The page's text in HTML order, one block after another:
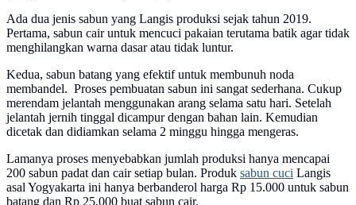
Ada dua jenis sabun yang Langis produksi sejak tahun 2019.
Pertama, sabun cair untuk mencuci pakaian terutama batik agar tidak
menghilangkan warna dasar atau tidak luntur.
Kedua, sabun batang yang efektif untuk membunuh noda
membandel. Proses pembuatan sabun ini sangat sederhana. Cukup
merendam jelantah menggunakan arang selama satu hari. Setelah
jelantah jernih tinggal dicampur dengan bahan lain. Kemudian
dicetak dan didiamkan selama 2 minggu hingga mengeras.
Lamanya proses menyebabkan jumlah produksi hanya mencapai
200 sabun padat dan cair setiap bulan. Produk sabun cuci Langis
asal Yogyakarta ini hanya berbanderol harga Rp 15.000 untuk sabun
batang dan Rp 25.000 buat sabun cair.